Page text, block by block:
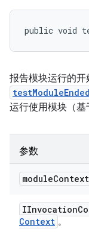
public void
报告模块运行的
运行使用模块（基
参数
moduleContext
IInvocation
Context 。